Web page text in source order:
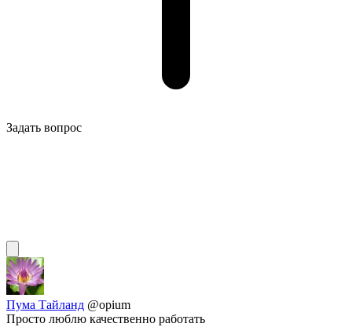
Задать вопрос
Пума Тайланд @opium
Просто люблю качественно работать